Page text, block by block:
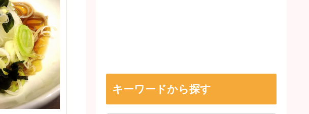
キーワードから探す